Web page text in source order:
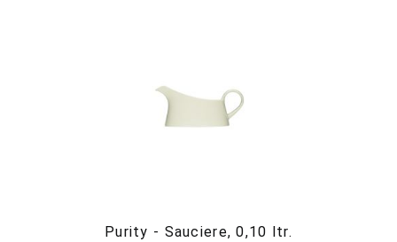
Purity - Sauciere, 0,10 ltr.